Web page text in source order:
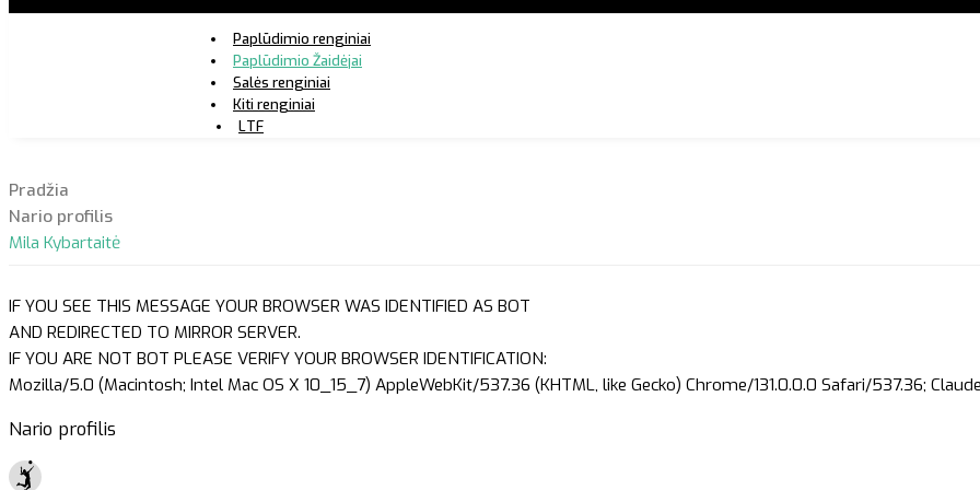
Paplūdimio renginiai
Paplūdimio Žaidėjai
Salės renginiai
Kiti renginiai
LTF
Pradžia
Nario profilis
Mila Kybartaitė
IF YOU SEE THIS MESSAGE YOUR BROWSER WAS IDENTIFIED AS BOT
AND REDIRECTED TO MIRROR SERVER.
IF YOU ARE NOT BOT PLEASE VERIFY YOUR BROWSER IDENTIFICATION:
Mozilla/5.0 (Macintosh; Intel Mac OS X 10_15_7) AppleWebKit/537.36 (KHTML, like Gecko) Chrome/131.0.0.0 Safari/537.36;
Nario profilis